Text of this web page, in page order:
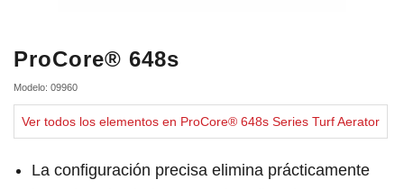
ProCore® 648s
Modelo: 09960
Ver todos los elementos en ProCore® 648s Series Turf Aerator
La configuración precisa elimina prácticamente